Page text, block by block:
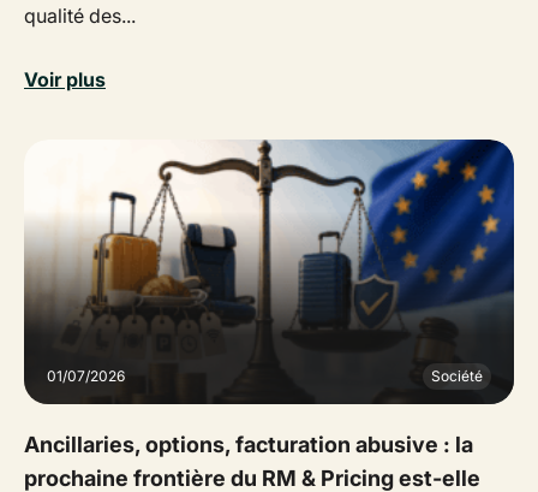
qualité des...
Voir plus
01/07/2026 Société
Ancillaries, options, facturation abusive : la
prochaine frontière du RM & Pricing est-elle